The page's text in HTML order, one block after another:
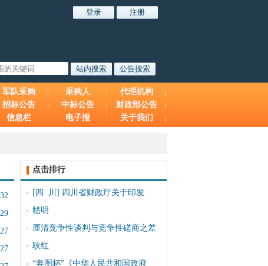
军队采购 采购人
代理机构
招标公告 中标公告
财政部公告
信息栏 电子报 关于我们
点击排行
[四 川] 四川省财政厅关于印发
嵇明
厘清竞争性谈判与竞争性磋商之差
耿红
“奔图杯”《中华人民共和国政府